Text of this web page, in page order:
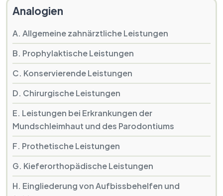
Analogien
A. Allgemeine zahnärztliche Leistungen
B. Prophylaktische Leistungen
C. Konservierende Leistungen
D. Chirurgische Leistungen
E. Leistungen bei Erkrankungen der
Mundschleimhaut und des Parodontiums
F. Prothetische Leistungen
G. Kieferorthopädische Leistungen
H. Eingliederung von Aufbissbehelfen und